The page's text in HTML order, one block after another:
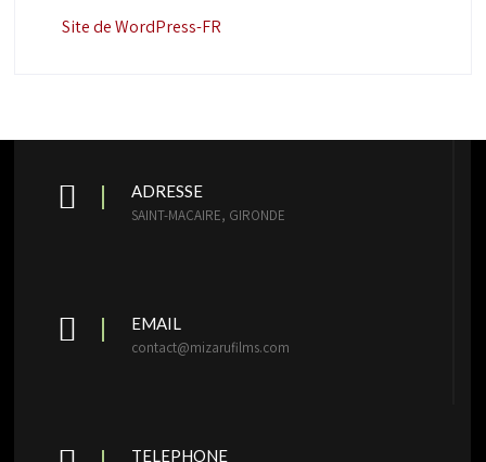
Site de WordPress-FR
ADRESSE
SAINT-MACAIRE, GIRONDE
EMAIL
contact@mizarufilms.com
TELEPHONE